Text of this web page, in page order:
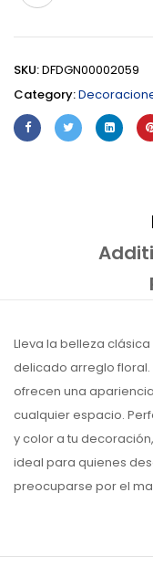
SKU:DFDGN00002059
Category:
Lleva la belleza
delicado arreglo floral.
ofrecen una
cualquier espacio.
y color a tu
ideal para quienes
preocuparse por el